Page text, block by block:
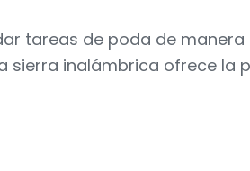
tareas de poda de
sierra inalámbrica ofrece la